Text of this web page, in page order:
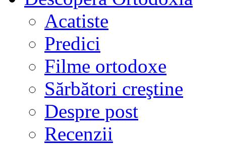
Acatiste
Predici
Filme ortodoxe
Sărbători creştine
Despre post
Recenzii